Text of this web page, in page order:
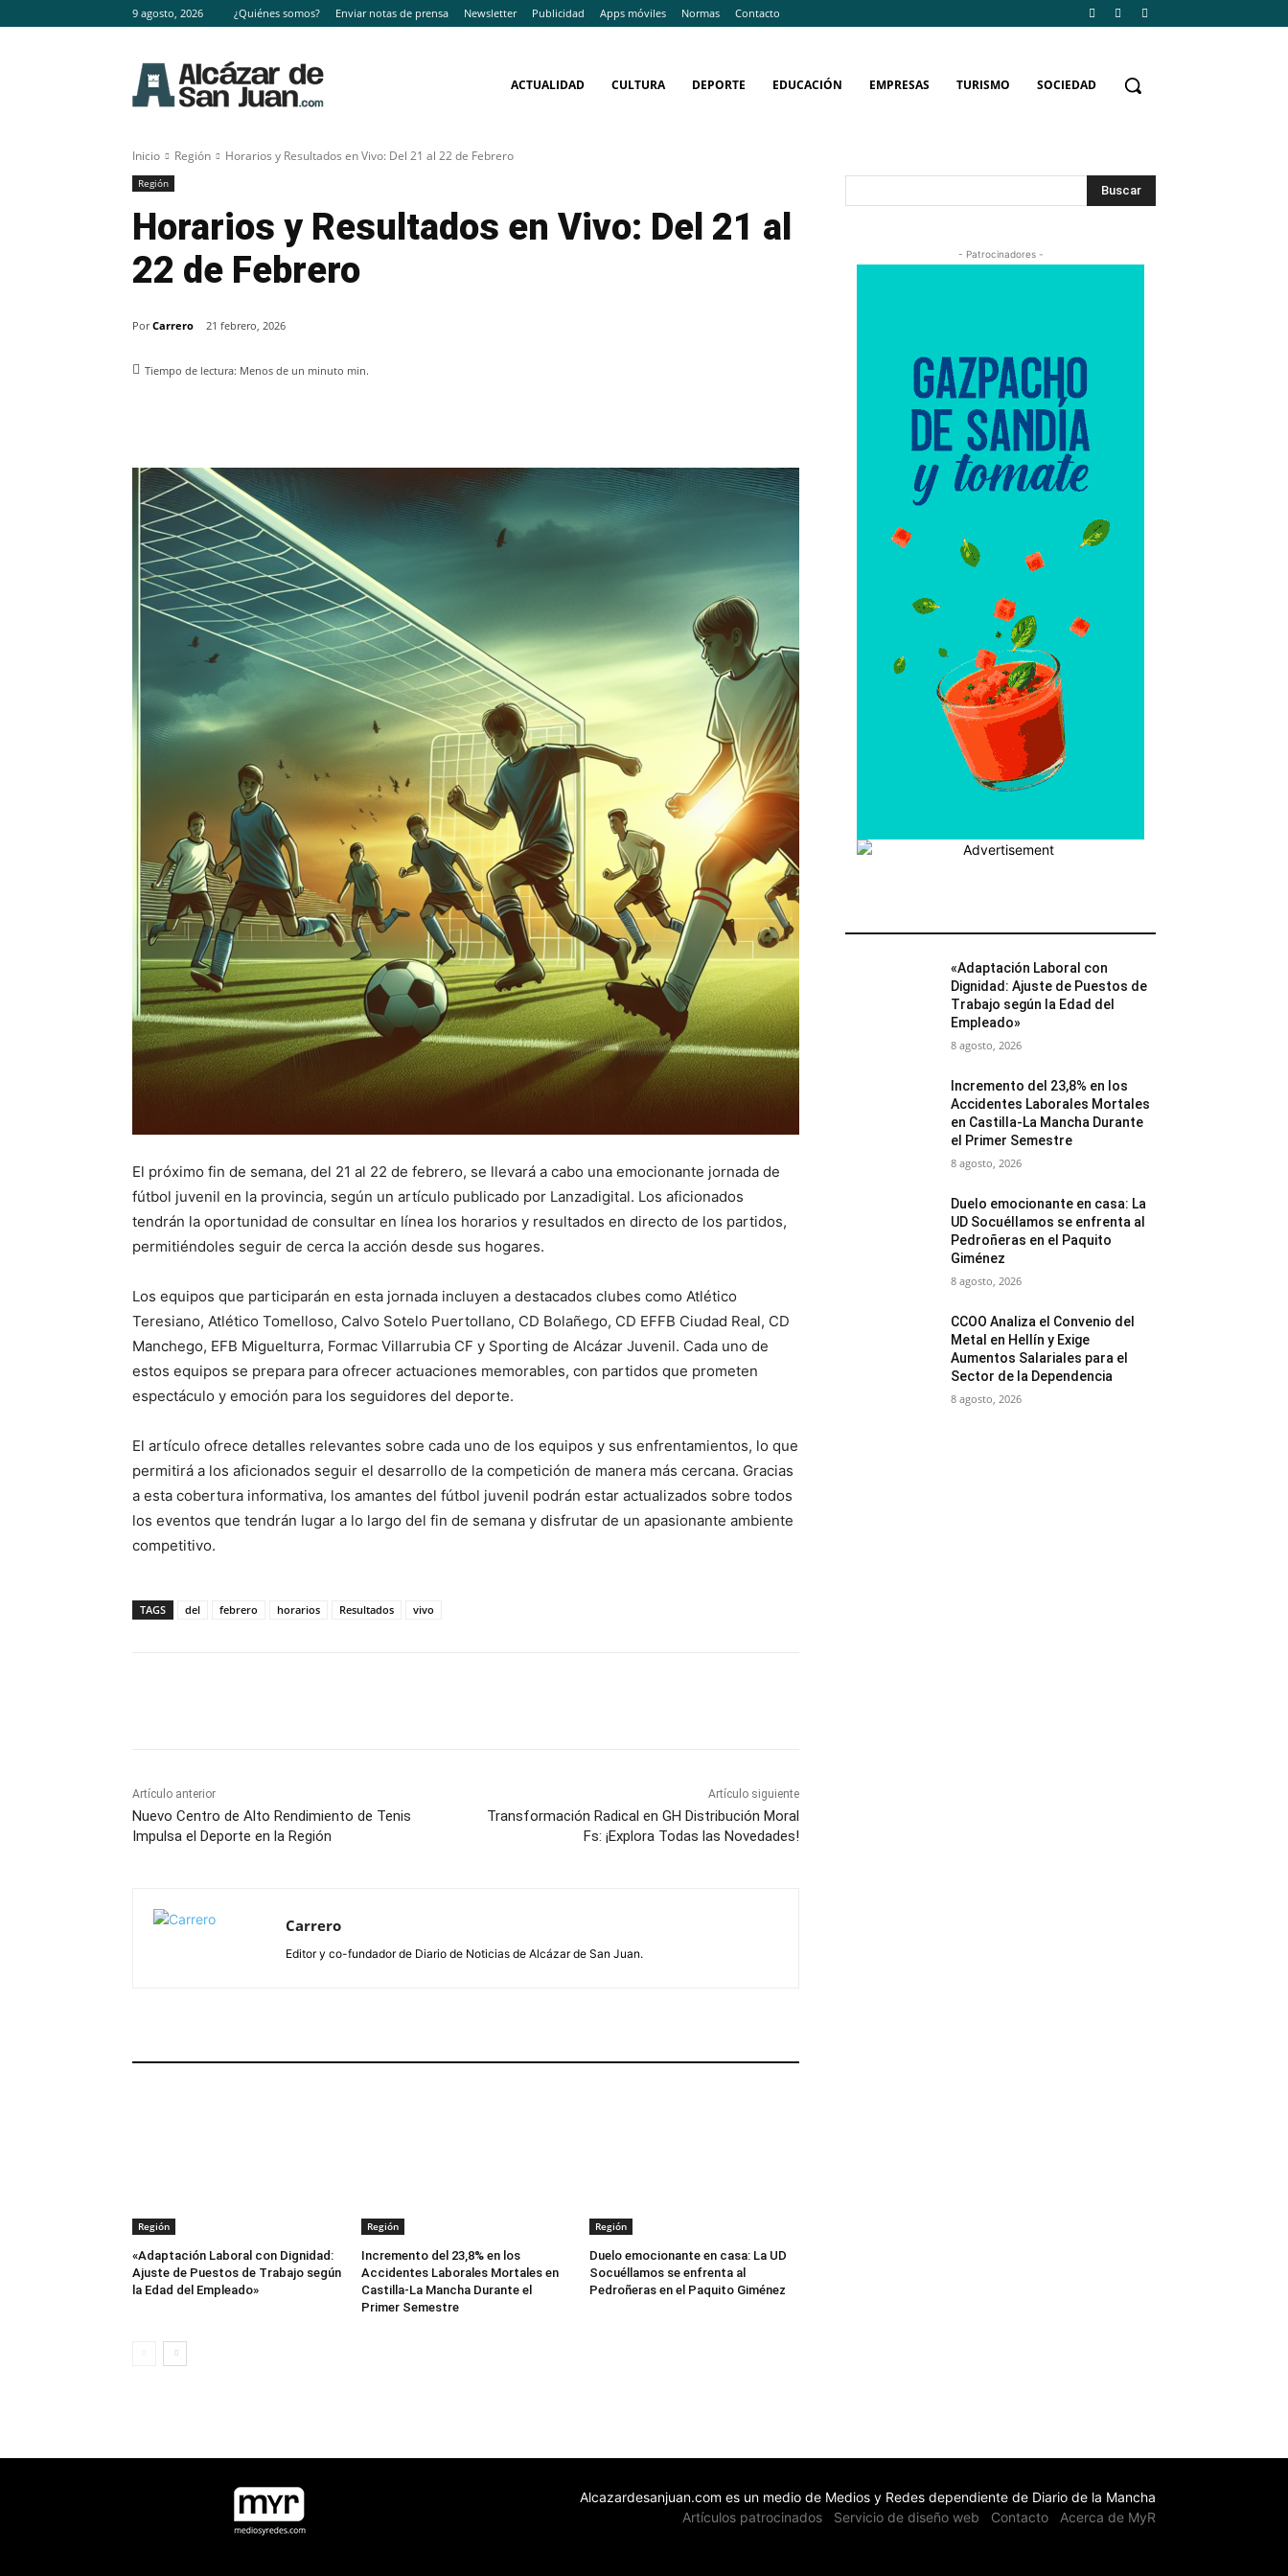
9 agosto, 2026 ¿Quiénes somos? Enviar notas de prensa Newsletter Publicidad Apps móviles Normas Contacto
ACTUALIDAD CULTURA DEPORTE EDUCACIÓN EMPRESAS TURISMO SOCIEDAD
Inicio Región Horarios y Resultados en Vivo: Del 21 al 22 de Febrero
Región
Horarios y Resultados en Vivo: Del 21 al
22 de Febrero
Por Carrero 21 febrero, 2026
Tiempo de lectura: Menos de un minuto min.
El próximo fin de semana, del 21 al 22 de febrero, se llevará a cabo una emocionante jornada de
fútbol juvenil en la provincia, según un artículo publicado por Lanzadigital. Los aficionados
tendrán la oportunidad de consultar en línea los horarios y resultados en directo de los partidos,
permitiéndoles seguir de cerca la acción desde sus hogares.
Los equipos que participarán en esta jornada incluyen a destacados clubes como Atlético
Teresiano, Atlético Tomelloso, Calvo Sotelo Puertollano, CD Bolañego, CD EFFB Ciudad Real, CD
Manchego, EFB Miguelturra, Formac Villarrubia CF y Sporting de Alcázar Juvenil. Cada uno de
estos equipos se prepara para ofrecer actuaciones memorables, con partidos que prometen
espectáculo y emoción para los seguidores del deporte.
El artículo ofrece detalles relevantes sobre cada uno de los equipos y sus enfrentamientos, lo que
permitirá a los aficionados seguir el desarrollo de la competición de manera más cercana. Gracias
a esta cobertura informativa, los amantes del fútbol juvenil podrán estar actualizados sobre todos
los eventos que tendrán lugar a lo largo del fin de semana y disfrutar de un apasionante ambiente
competitivo.
TAGS del febrero horarios Resultados vivo
Artículo anterior
Nuevo Centro de Alto Rendimiento de Tenis
Impulsa el Deporte en la Región
Artículo siguiente
Transformación Radical en GH Distribución Moral
Fs: ¡Explora Todas las Novedades!
Carrero
Editor y co-fundador de Diario de Noticias de Alcázar de San Juan.
Región
«Adaptación Laboral con Dignidad:
Ajuste de Puestos de Trabajo según
la Edad del Empleado»
Región
Incremento del 23,8% en los
Accidentes Laborales Mortales en
Castilla-La Mancha Durante el
Primer Semestre
Región
Duelo emocionante en casa: La UD
Socuéllamos se enfrenta al
Pedroñeras en el Paquito Giménez
Buscar
- Patrocinadores -
«Adaptación Laboral con
Dignidad: Ajuste de Puestos de
Trabajo según la Edad del
Empleado»
8 agosto, 2026
Incremento del 23,8% en los
Accidentes Laborales Mortales
en Castilla-La Mancha Durante
el Primer Semestre
8 agosto, 2026
Duelo emocionante en casa: La
UD Socuéllamos se enfrenta al
Pedroñeras en el Paquito
Giménez
8 agosto, 2026
CCOO Analiza el Convenio del
Metal en Hellín y Exige
Aumentos Salariales para el
Sector de la Dependencia
8 agosto, 2026
Alcazardesanjuan.com es un medio de Medios y Redes dependiente de Diario de la Mancha
Artículos patrocinados
Servicio de diseño web Contacto Acerca de MyR